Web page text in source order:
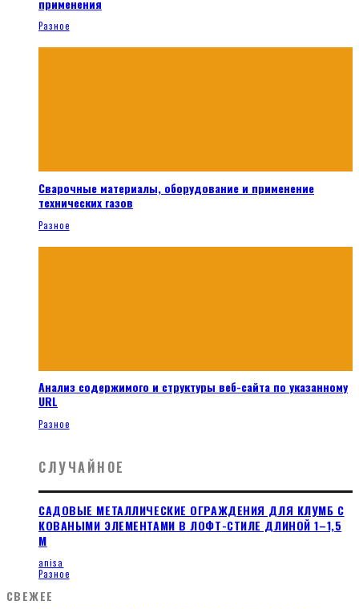
применения
Разное
Сварочные материалы, оборудование и применение
технических газов
Разное
Анализ содержимого и структуры веб-сайта по указанному
URL
Разное
СЛУЧАЙНОЕ
САДОВЫЕ МЕТАЛЛИЧЕСКИЕ ОГРАЖДЕНИЯ ДЛЯ КЛУМБ С
КОВАНЫМИ ЭЛЕМЕНТАМИ В ЛОФТ-СТИЛЕ ДЛИНОЙ 1–1,5
М
anisa
Разное
СВЕЖЕЕ